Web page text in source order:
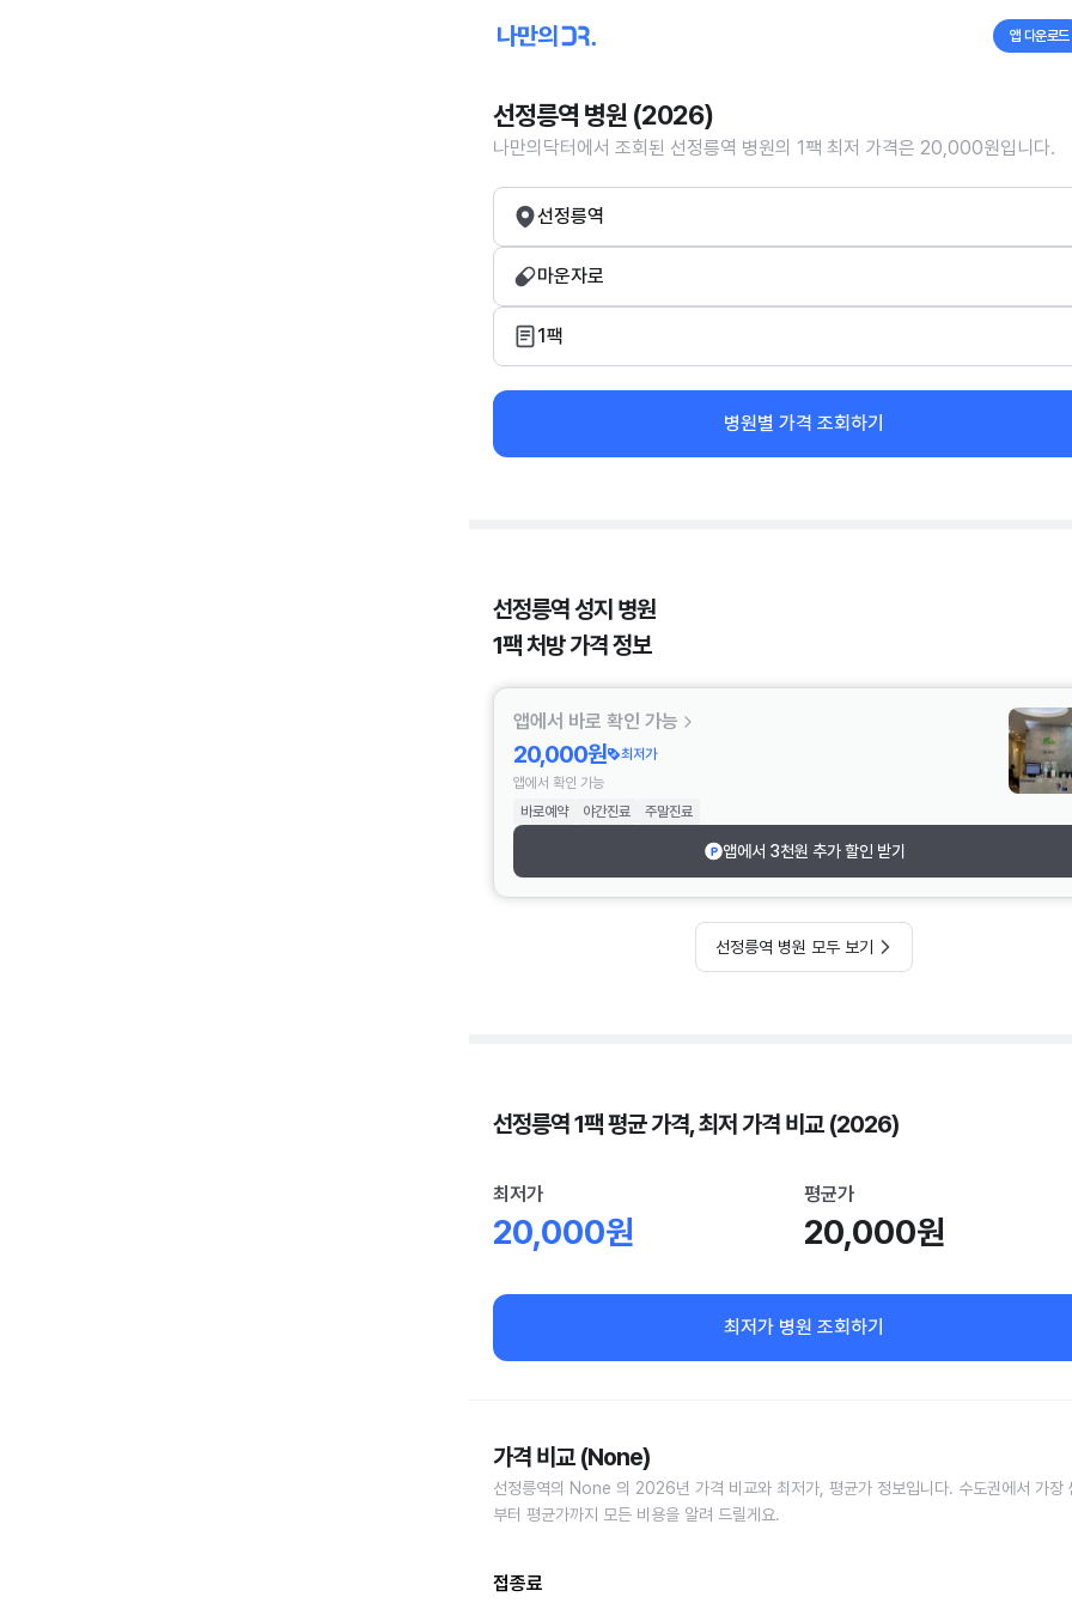
앱 다운로드
선정릉역 병원 (2026)
나만의닥터에서 조회된 선정릉역 병원의 1팩 최저 가격은 20,000원입니다.
선정릉역
마운자로
1팩
병원별 가격 조회하기
선정릉역 성지 병원
1팩 처방 가격 정보
앱에서 바로 확인 가능
20,000원
최저가
앱에서 확인 가능
바로예약
야간진료 주말진료
앱에서 3천원 추가 할인 받기
선정릉역 병원 모두 보기
선정릉역 1팩 평균 가격, 최저 가격 비교 (2026)
최저가
20,000원
평균가
20,000원
최저가 병원 조회하기
가격 비교 (None)
선정릉역의 None 의 2026년 가격 비교와 최저가, 평균가 정보입니다. 수도권에서 가장
부터 평균가까지 모든 비용을 알려 드릴게요.
접종료